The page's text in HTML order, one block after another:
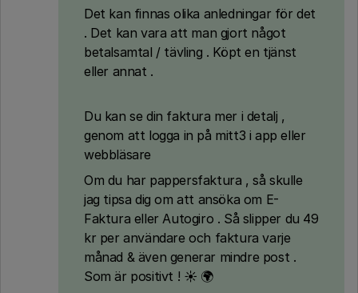
Det kan finnas olika anledningar för det
. Det kan vara att man gjort något
betalsamtal / tävling . Köpt en tjänst
eller annat .
Du kan se din faktura mer i detalj ,
genom att logga in på mitt3 i app eller
webbläsare
Om du har pappersfaktura , så skulle
jag tipsa dig om att ansöka om E-
Faktura eller Autogiro . Så slipper du 49
kr per användare och faktura varje
månad & även generar mindre post .
Som är positivt ! ☀️ 🌍